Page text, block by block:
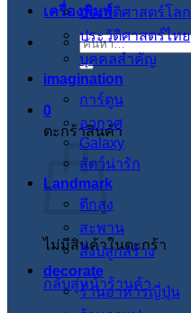
เครื่องพิมพ์
ค้นหา:
0
ตะกร้าสินค้า
ไม่มีสินค้าในตะกร้า
กลับสู่หน้าร้านค้า
ประวัติศาสตร์โลก
ประวัติศาสตร์ไทย
บุคคลสำคัญ
imagination
การ์ตูน
อวกาศ
Galaxy
สัตว์น่ารัก
Landmark
ตึกสูง
สะพาน
สิ่งปลูกสร้าง
decorate
ร้านอาหารญี่ปุ่น